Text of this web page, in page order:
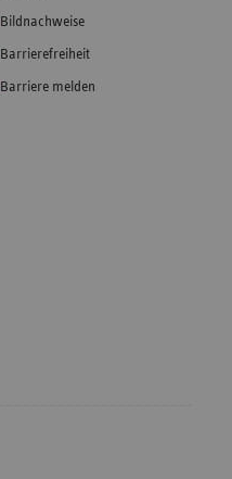
Bildnachweise
Barrierefreiheit
Barriere melden